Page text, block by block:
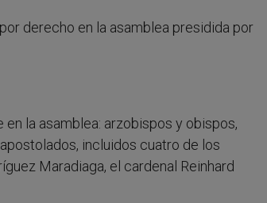
derecho en la asamblea presidida por
la asamblea: arzobispos y obispos,
incluidos cuatro de los
Maradiaga, el cardenal Reinhard